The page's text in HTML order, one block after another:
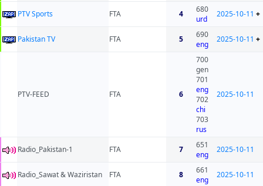
PTV Sports FTA 4
680
urd
2025-10-11 +
Pakistan TV FTA 5
690
eng
2025-10-11 +
PTV-FEED FTA 6
700
gen
701
eng
702
chi
703
rus
2025-10-11
Radio_Pakistan-1 FTA 7
651
eng
2025-10-11
Radio_Sawat & Waziristan FTA 8
661
eng
2025-10-11